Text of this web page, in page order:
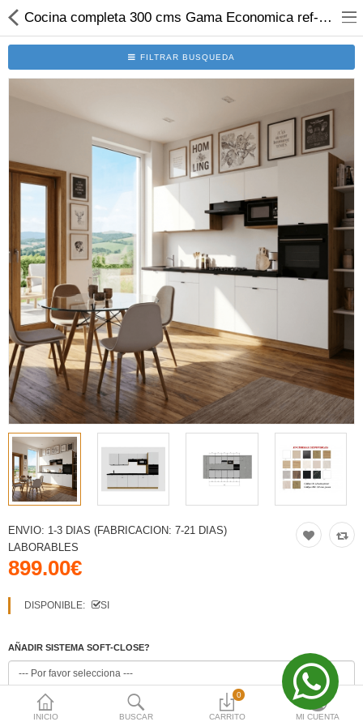
Solicitar Presupuesto
Programa 3D
Modulos
Electro
Accesorios
Comparar Lista deseos (0)
Moneda
INICIO BUSCAR
0
CARRITO MI CUENTA
Cocina completa 300 cms Gama Economica ref-46c
FILTRAR BUSQUEDA
ENVIO: 1-3 DIAS (FABRICACION: 7-21 DIAS)
LABORABLES
899.00€
DISPONIBLE: SI
AÑADIR SISTEMA SOFT-CLOSE?
INCLUIR ENCIMERA?